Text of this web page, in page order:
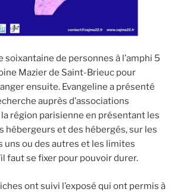
soixantaine de personnes à l’amphi 5
Mazier de Saint-Brieuc pour
ensuite. Evangeline a présenté
auprès d’associations
région parisienne en présentant les
hébergeurs et des hébergés, sur les
uns ou des autres et les limites
faut se fixer pour pouvoir durer.
ont suivi l’exposé qui ont permis à